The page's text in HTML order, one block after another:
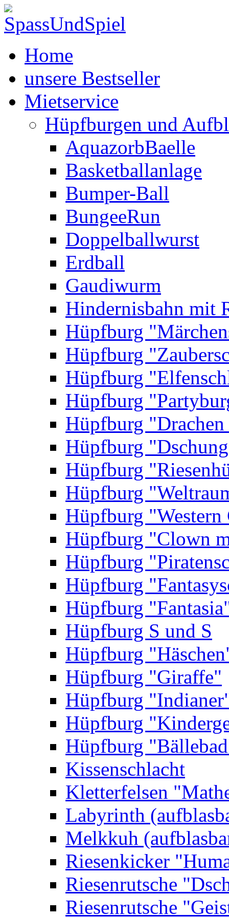
Home
unsere Bestseller
Mietservice
Hüpfburgen und
AquazorbBaelle
Basketballanlage
Bumper-Ball
BungeeRun
Doppelballwurst
Erdball
Gaudiwurm
Hindernisbahn mit
Hüpfburg
Hüpfburg
Hüpfburg
Hüpfburg
Hüpfburg
Hüpfburg
Hüpfburg
Hüpfburg
Hüpfburg
Hüpfburg "Clown
Hüpfburg
Hüpfburg
Hüpfburg
Hüpfburg S und S
Hüpfburg
Hüpfburg "Giraffe"
Hüpfburg
Hüpfburg
Hüpfburg
Kissenschlacht
Kletterfelsen
Labyrinth
Melkkuh
Riesenkicker
Riesenrutsche
Riesenrutsche